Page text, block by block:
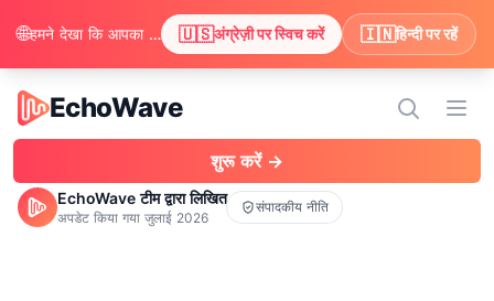
EchoWave
EchoWave
मेन्यू
शुरू करें →
EchoWave टीम द्वारा लिखित
अपडेट किया गया जुलाई 2026
संपादकीय नीति
🌐 हमने देखा कि आपका ब्राउज़र अंग्रेज़ी पसंद करता है। क्या आप अंग्रेज़ी में सामग्री देखने के लिए स्विच करना चाहेंगे? 🇺🇸अंग्रेज़ी पर स्विच करें 🇮🇳हिन्दी पर रहें